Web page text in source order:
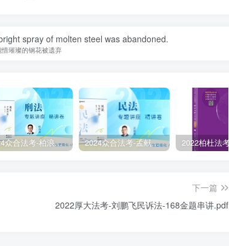
spray of molten steel was abandoned.
璀璨的钢花被遗弃
2024众合法考-柏浪涛刑法-精讲卷pdf电子版（附视频1-76全） 2024众合法考-孟献贵民法-精讲卷.pdf
下一篇
￼2022厚大法考-刘鹏飞民诉法-168金题串讲.pdf